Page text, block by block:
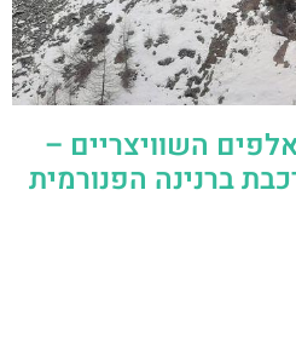
השוויצריים –
ברנינה הפנורמית